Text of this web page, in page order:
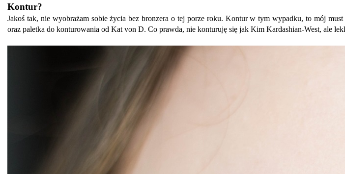
Kontur?
Jakoś tak, nie wyobrażam sobie życia bez bronzera o tej porze roku. Kontur w tym wypadku, to mój
oraz paletka do konturowania od Kat von D. Co prawda, nie konturuję się jak Kim Kardashian-West, ale